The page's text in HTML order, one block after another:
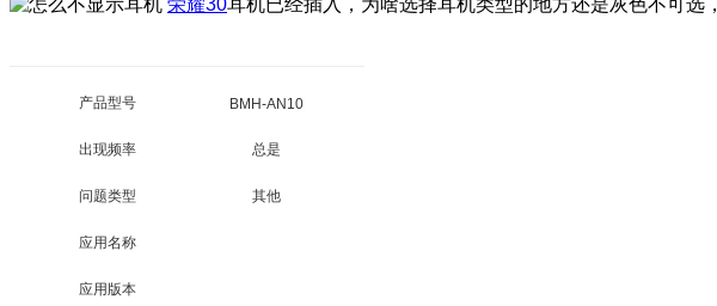
荣耀30耳机已经插入，为啥选择耳机类型的地方还是灰色不可选，
产品型号 BMH-AN10
出现频率 总是
问题类型 其他
应用名称
应用版本